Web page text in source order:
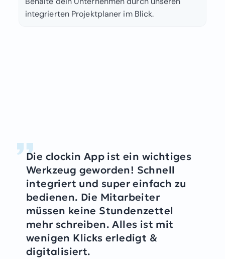
integrierten Projektplaner im Blick.
Die clockin App ist ein wichtiges
Werkzeug geworden! Schnell
integriert und super einfach zu
bedienen. Die Mitarbeiter
müssen keine Stundenzettel
mehr schreiben. Alles ist mit
wenigen Klicks erledigt &
digitalisiert.